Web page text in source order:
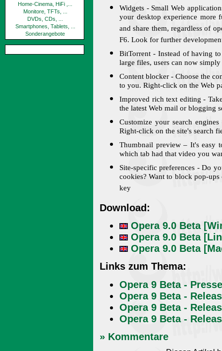
Home-Cinema, HiFi ,...
Monitore, TFTs, ...
DVDs, CDs, ...
Smartphones, Tablets, ...
Sonderangebote
Widgets - Small Web
your desktop experience more
and share them, regardless of
F6. Look for further
BitTorrent - Instead of having
large files, users can now
Content blocker - Choose the
to you. Right-click on the Web
Improved rich text editing -
the latest Web mail or blogging
Customize your search
Right-click on the site's search
Thumbnail preview – It's easy
which tab had that video you
Site-specific preferences - Do
cookies? Want to block pop-
key
Download:
Opera 9.0 Beta
Opera 9.0 Beta
Opera 9.0 Beta
Links zum Thema:
Opera 9 Beta -
Opera 9 Beta -
Opera 9 Beta -
Opera 9 Beta -
» Kommentare